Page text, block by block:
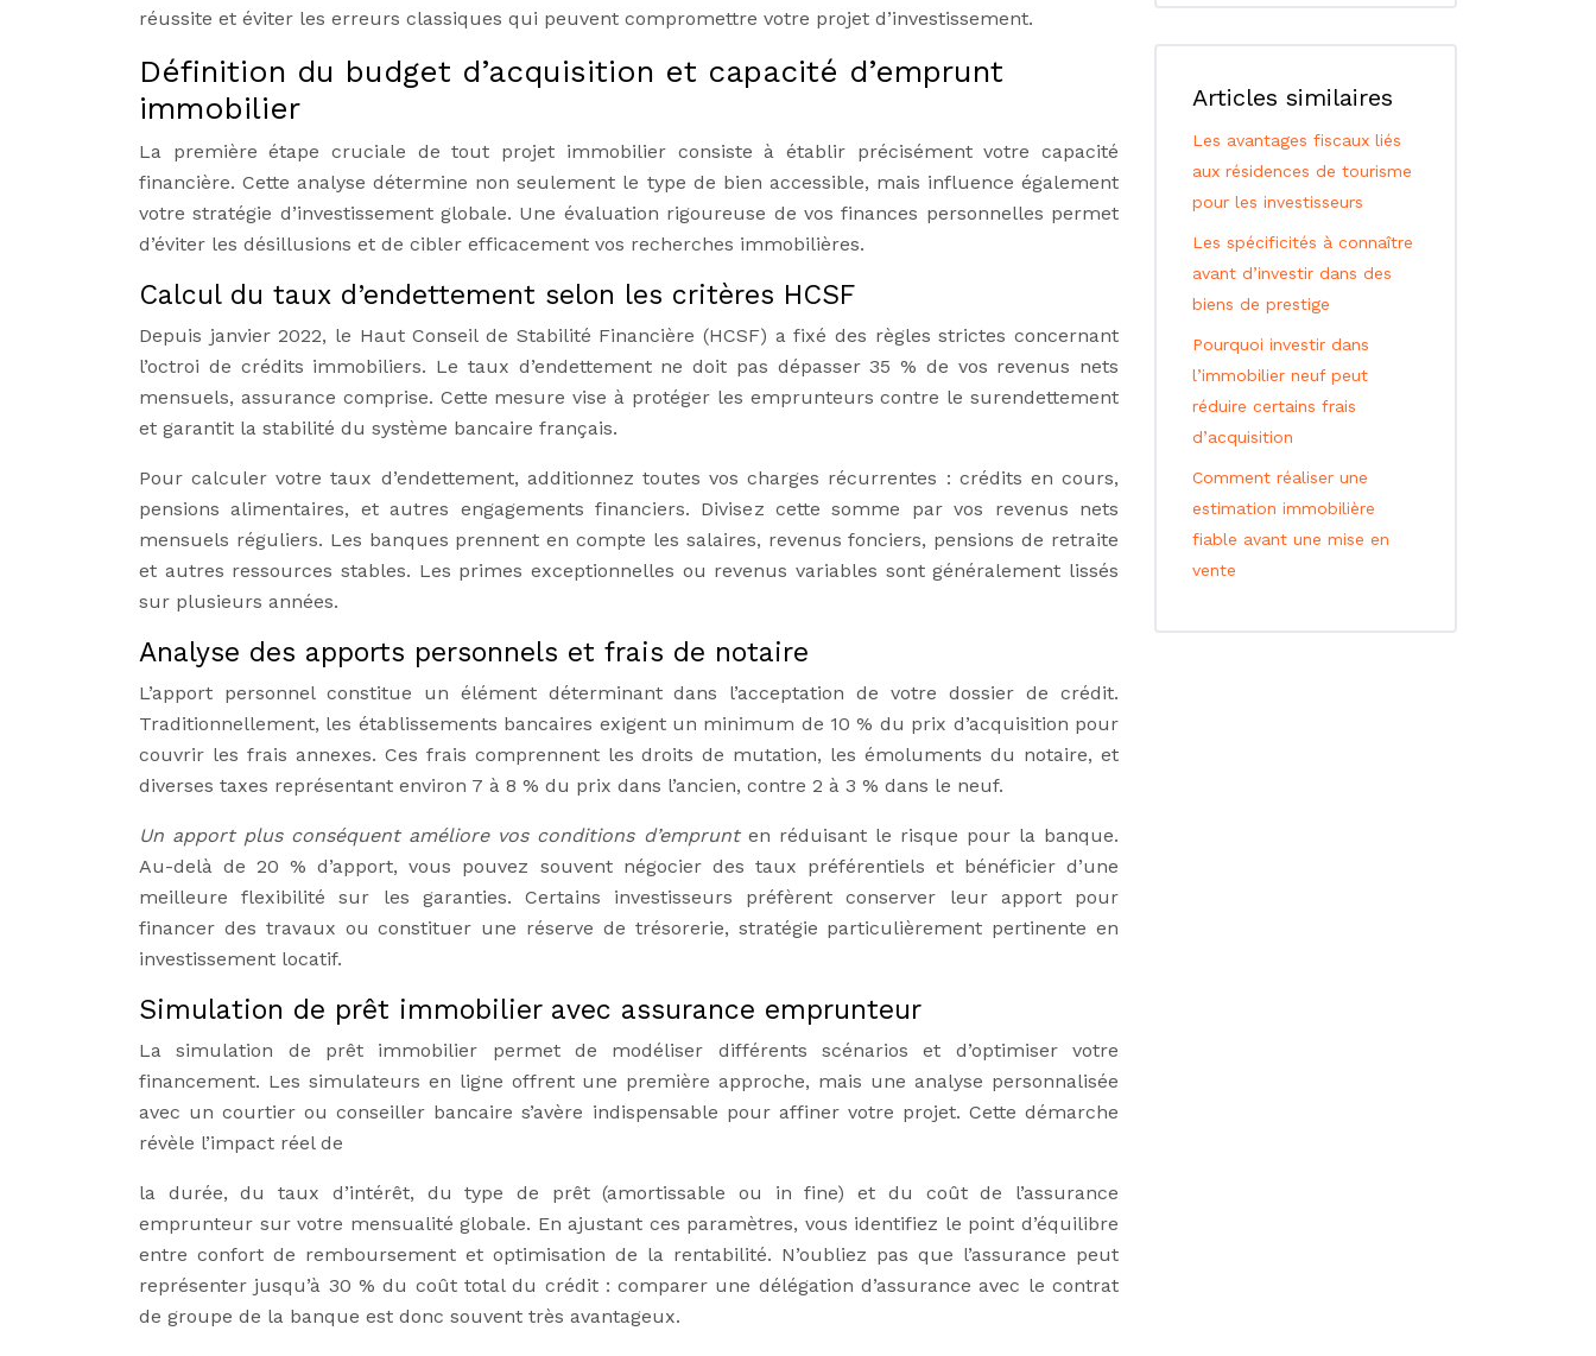
réussite et éviter les erreurs classiques qui peuvent compromettre votre projet d’investissement.
Définition du budget d’acquisition et capacité d’emprunt
immobilier
La première étape cruciale de tout projet immobilier consiste à établir précisément votre capacité
financière. Cette analyse détermine non seulement le type de bien accessible, mais influence également
votre stratégie d’investissement globale. Une évaluation rigoureuse de vos finances personnelles permet
d’éviter les désillusions et de cibler efficacement vos recherches immobilières.
Calcul du taux d’endettement selon les critères HCSF
Depuis janvier 2022, le Haut Conseil de Stabilité Financière (HCSF) a fixé des règles strictes concernant
l’octroi de crédits immobiliers. Le taux d’endettement ne doit pas dépasser 35 % de vos revenus nets
mensuels, assurance comprise. Cette mesure vise à protéger les emprunteurs contre le surendettement
et garantit la stabilité du système bancaire français.
Pour calculer votre taux d’endettement, additionnez toutes vos charges récurrentes : crédits en cours,
pensions alimentaires, et autres engagements financiers. Divisez cette somme par vos revenus nets
mensuels réguliers. Les banques prennent en compte les salaires, revenus fonciers, pensions de retraite
et autres ressources stables. Les primes exceptionnelles ou revenus variables sont généralement lissés
sur plusieurs années.
Analyse des apports personnels et frais de notaire
L’apport personnel constitue un élément déterminant dans l’acceptation de votre dossier de crédit.
Traditionnellement, les établissements bancaires exigent un minimum de 10 % du prix d’acquisition pour
couvrir les frais annexes. Ces frais comprennent les droits de mutation, les émoluments du notaire, et
diverses taxes représentant environ 7 à 8 % du prix dans l’ancien, contre 2 à 3 % dans le neuf.
Un apport plus conséquent améliore vos conditions d’emprunten réduisant le risque pour la banque.
Au-delà de 20 % d’apport, vous pouvez souvent négocier des taux préférentiels et bénéficier d’une
meilleure flexibilité sur les garanties. Certains investisseurs préfèrent conserver leur apport pour
financer des travaux ou constituer une réserve de trésorerie, stratégie particulièrement pertinente en
investissement locatif.
Simulation de prêt immobilier avec assurance emprunteur
La simulation de prêt immobilier permet de modéliser différents scénarios et d’optimiser votre
financement. Les simulateurs en ligne offrent une première approche, mais une analyse personnalisée
avec un courtier ou conseiller bancaire s’avère indispensable pour affiner votre projet. Cette démarche
révèle l’impact réel de
la durée, du taux d’intérêt, du type de prêt (amortissable ou in fine) et du coût de l’assurance
emprunteur sur votre mensualité globale. En ajustant ces paramètres, vous identifiez le point d’équilibre
entre confort de remboursement et optimisation de la rentabilité. N’oubliez pas que l’assurance peut
représenter jusqu’à 30 % du coût total du crédit : comparer une délégation d’assurance avec le contrat
de groupe de la banque est donc souvent très avantageux.
Articles similaires
Les avantages fiscaux liés
aux résidences de tourisme
pour les investisseurs
Les spécificités à connaître
avant d’investir dans des
biens de prestige
Pourquoi investir dans
l’immobilier neuf peut
réduire certains frais
d’acquisition
Comment réaliser une
estimation immobilière
fiable avant une mise en
vente